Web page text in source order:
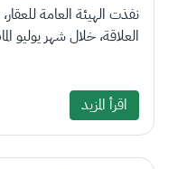
نفذت الهيئة العامة
العلاقة، خلال شهر يوليو الماضي
اقرأ المزيد